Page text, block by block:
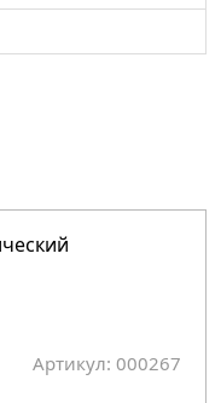
Артикул: 000267